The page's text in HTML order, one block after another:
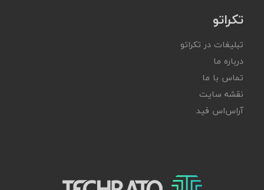
تکراتو
تبلیغات در تکراتو
درباره ما
تماس با ما
نقشه سایت
آر‌اس‌اس فید
تکراتو – زندگی با تکنولوژی